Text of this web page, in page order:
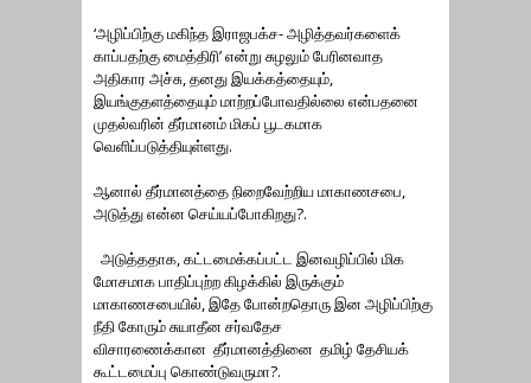
‘அழிப்பிற்கு மகிந்த இராஜபக்ச- அழித்தவர்களைக்
காப்பதற்கு மைத்திரி’ என்று சுழலும் பேரினவாத
அதிகார அச்சு, தனது இயக்கத்தையும்,
இயங்குதளத்தையும் மாற்றப்போவதில்லை என்பதனை
முதல்வரின் தீர்மானம் மிகப் பூடகமாக
வெளிப்படுத்தியுள்ளது.
ஆனால் தீர்மானத்தை நிறைவேற்றிய மாகாணசபை,
அடுத்து என்ன செய்யப்போகிறது?.
அடுத்ததாக, கட்டமைக்கப்பட்ட இனவழிப்பில் மிக
மோசமாக பாதிப்புற்ற கிழக்கில் இருக்கும்
மாகாணசபையில், இதே போன்றதொரு இன அழிப்பிற்கு
நீதி கோரும் சுயாதீன சர்வதேச
விசாரணைக்கான தீர்மானத்தினை தமிழ் தேசியக்
கூட்டமைப்பு கொண்டுவருமா?.